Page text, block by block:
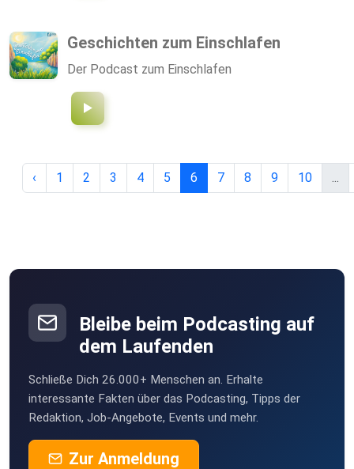
Geschichten zum Einschlafen
Der Podcast zum Einschlafen
‹ 1 2 3 4 5 6 7 8 9 10
Bleibe beim Podcasting auf
dem Laufenden
Schließe Dich 26.000+ Menschen an. Erhalte
interessante Fakten über das Podcasting, Tipps der
Redaktion, Job-Angebote, Events und mehr.
Zur Anmeldung